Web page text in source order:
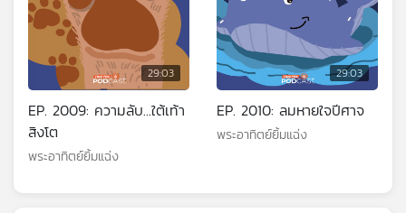
29:03
EP. 2009: ความลับ...ใต้เท้า
สิงโต
พระอาทิตย์ยิ้มแฉ่ง
29:03
EP. 2010: ลมหายใจปีศาจ
พระอาทิตย์ยิ้มแฉ่ง